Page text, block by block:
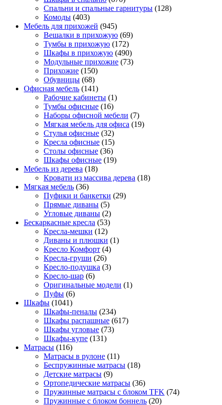
Спальни и спальные гарнитуры (128)
Комоды (403)
Мебель для прихожей (945)
Вешалки в прихожую (69)
Тумбы в прихожую (172)
Шкафы в прихожую (490)
Модульные прихожие (73)
Прихожие (150)
Обувницы (68)
Офисная мебель (141)
Рабочие кабинеты (1)
Тумбы офисные (16)
Наборы офисной мебели (7)
Мягкая мебель для офиса (19)
Стулья офисные (32)
Кресла офисные (15)
Столы офисные (36)
Шкафы офисные (19)
Мебель из дерева (18)
Кровати из массива дерева (18)
Мягкая мебель (36)
Пуфики и банкетки (29)
Прямые диваны (5)
Угловые диваны (2)
Бескаркасные кресла (53)
Кресла-мешки (12)
Диваны и плюшки (1)
Кресло Комфорт (4)
Кресла-груши (26)
Кресло-подушка (3)
Кресло-шар (6)
Оригинальные модели (1)
Пуфы (6)
Шкафы (1041)
Шкафы-пеналы (234)
Шкафы распашные (617)
Шкафы угловые (73)
Шкафы-купе (131)
Матрасы (116)
Матрасы в рулоне (11)
Беспружинные матрасы (18)
Детские матрасы (9)
Ортопедические матрасы (36)
Пружинные матрасы с блоком TFK (74)
Пружинные с блоком боннель (20)